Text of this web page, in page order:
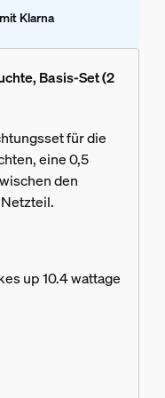
Klarna
Basis-Set (2
für die
eine 0,5
den
up 10.4 wattage